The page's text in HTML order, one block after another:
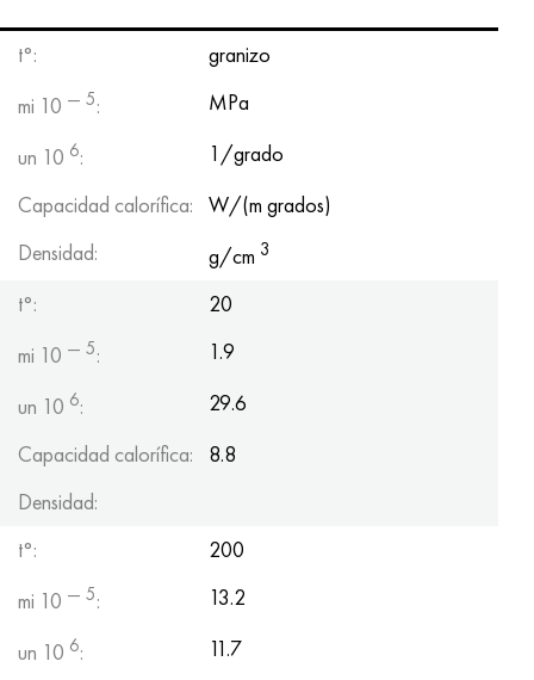
t°:
granizo
mi 10 — 5:
MPa
un 10 6:
1/grado
Capacidad calorífica:
W/(m grados)
Densidad:
g/cm 3
t°:
20
mi 10 — 5:
1.9
un 10 6:
29.6
Capacidad calorífica:
8.8
Densidad:
t°:
200
mi 10 — 5:
13.2
un 10 6: 11.7
hastelloy c4
hastelloy c22
Hastelloy C-276
Hastelloy C2000
Hastelloy x
udimet 500
udimet 720
38XM, 42CrMo4, AISI 1.7225
40ХН, 36NiCr6, AISI 3135
40XFA, 1.7223, AISI 4142
45X, 45h, 1.7035
A40G, 44smn28, 1.0762, 46s20